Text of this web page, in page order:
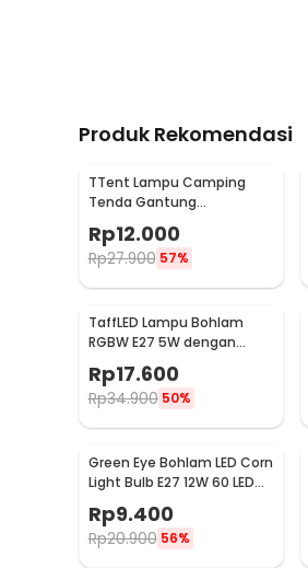
Produk Rekomendasi
TTent Lampu Camping
Tenda Gantung
1.5W - 5188
Rp12.000
Rp27.900 57%
TaffLED Lampu Bohlam
RGBW E27 5W dengan
Remote Control - A60
Rp17.600
Rp34.900 50%
Green Eye Bohlam LED Corn
Light Bulb E27 12W 60 LED
Rp9.400
Rp20.900 56%